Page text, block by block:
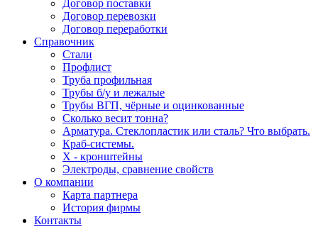
Договор поставки
Договор перевозки
Договор переработки
Справочник
Стали
Профлист
Труба профильная
Трубы б/у и лежалые
Трубы ВГП, чёрные и оцинкованные
Сколько весит тонна?
Арматура. Стеклопластик или сталь? Что выбрать.
Краб-системы.
Х - кронштейны
Электроды, сравнение свойств
О компании
Карта партнера
История фирмы
Контакты